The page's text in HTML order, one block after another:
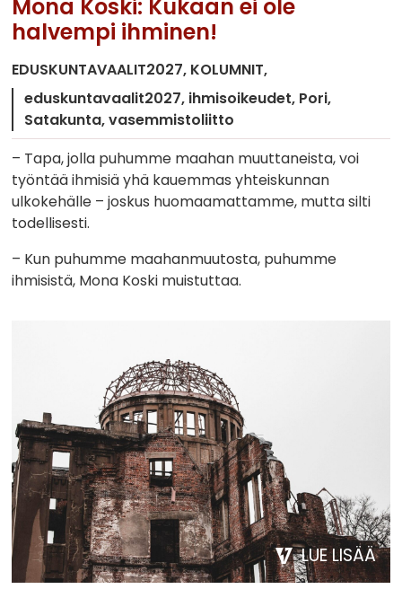
Mona Koski: Kukaan ei ole
halvempi ihminen!
EDUSKUNTAVAALIT2027 KOLUMNIT
eduskuntavaalit2027 ihmisoikeudet Pori
Satakunta vasemmistoliitto
– Tapa, jolla puhumme maahan muuttaneista, voi
työntää ihmisiä yhä kauemmas yhteiskunnan
ulkokehälle – joskus huomaamattamme, mutta silti
todellisesti.
– Kun puhumme maahanmuutosta, puhumme
ihmisistä, Mona Koski muistuttaa.
LUE LISÄÄ